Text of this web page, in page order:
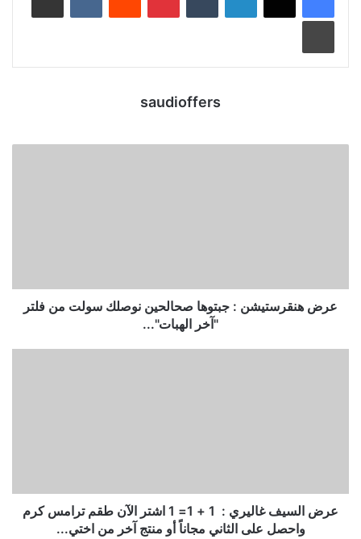
saudioffers
عرض هنقرستيشن : جبتوها صحالحين نوصلك سولت من فلتر
"آخر الهبات"...
عرض السيف غاليري : ‏ 1 + 1= 1 ‏اشتر الآن طقم ترامس كرم
واحصل على الثاني مجاناً أو منتج آخر من اختي...